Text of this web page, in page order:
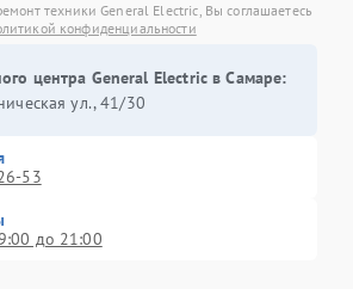
техники General Electric, Вы соглашаетесь
конфиденциальности
центра General Electric в Самаре:
ул., 41/30
53
до 21:00